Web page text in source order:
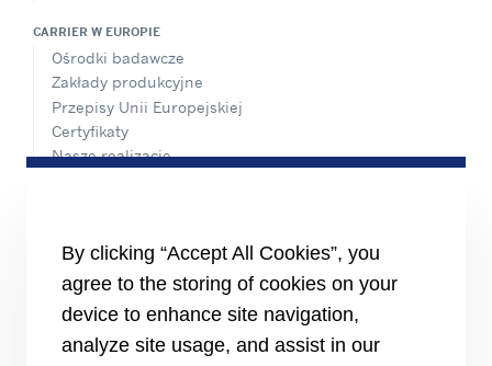
CARRIER W EUROPIE
Ośrodki badawcze
Zakłady produkcyjne
Przepisy Unii Europejskiej
Certyfikaty
Nasze realizacje
MATERIAŁY ŹRÓDŁOWE
Broszury
Filmy
Dostawcy
By clicking “Accept All Cookies”, you
agree to the storing of cookies on your
device to enhance site navigation,
analyze site usage, and assist in our